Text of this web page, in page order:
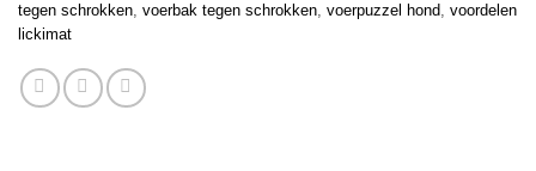
tegen schrokken, voerbak tegen schrokken, voerpuzzel hond, voordelen
lickimat